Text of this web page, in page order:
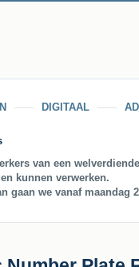
DIGITAAL
van een
kunnen verwerken.
gaan we vanaf